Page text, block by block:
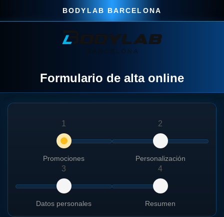
Formulario de alta online
1
Promociones
2
Personalización
3
Datos personales
4
Resumen